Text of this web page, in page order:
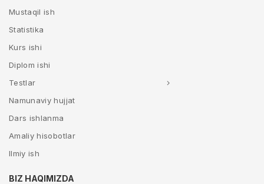
Mustaqil ish
Statistika
Kurs ishi
Diplom ishi
Testlar
Namunaviy hujjat
Dars ishlanma
Amaliy hisobotlar
Ilmiy ish
BIZ HAQIMIZDA